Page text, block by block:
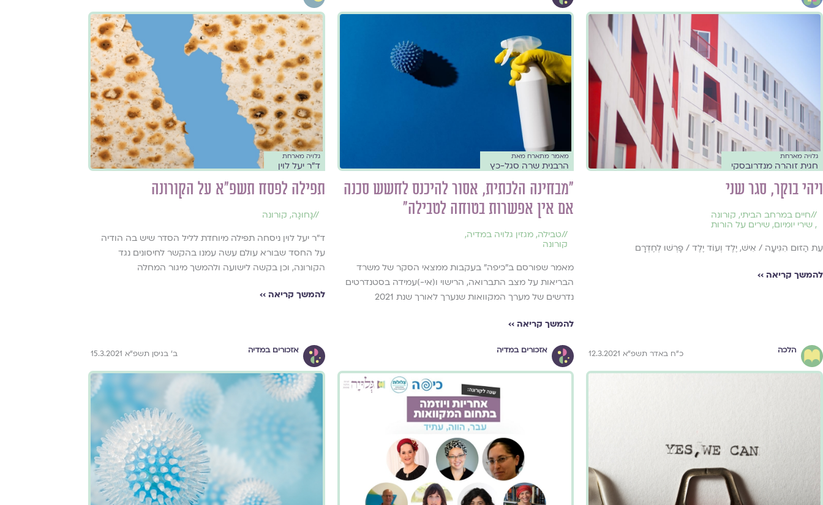
גלויה מארחת
חגית זוהרה מנדרובסקי
ויהי בוקר, סגר שני
//חיים במרחב הביתי, קורונה
, שירי יומיום, שירים על הורות
עֵת הַזּוּם הִגִּיעָה / אִישׁ, יֶלֶד וְעוֹד יֶלֶד / פָּרְשׁוּ לְחֶדְרָם
להמשך קריאה ››
מאמר מתארח מאת
הרבנית שרה סגל-כץ
"מבחינה הלכתית, אסור להיכנס לחשש סכנה
אם אין אפשרות בטוחה לטבילה"
//טבילה, מגזין גלויה במדיה,
קורונה
מאמר שפורסם ב״כיפה״ בעקבות ממצאי הסקר של משרד
הבריאות על מצב התברואה, הרישוי ו(אי-)עמידה בסטנדרטים
נדרשים של מערך המקוואות שנערך לאורך שנת 2021
להמשך קריאה ››
גלויה מארחת
ד״ר יעל לוין
תפילה לפסח תשפ"א על הקורונה
//נָחוּגָה, קורונה
ד״ר יעל לוין ניסחה תפילה מיוחדת לליל הסדר שיש בה הודיה
על החסד שבורא עולם עשה עמנו בהקשר לחיסונים נגד
הקורונה, וכן בקשה לישועה ולהמשך מיגור המחלה
להמשך קריאה ››
הלכה כ״ח באדר תשפ״א 12.3.2021 אזכורים במדיה אזכורים במדיה ב׳ בניסן תשפ״א 15.3.2021